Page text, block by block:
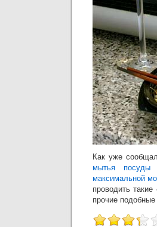
Как уже
мытья
максимальной
проводить
прочие